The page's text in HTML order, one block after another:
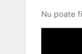
Nu poate